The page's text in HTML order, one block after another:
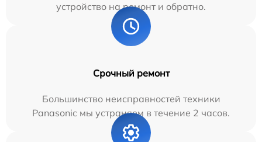
устройство на ремонт и обратно.
Срочный ремонт
Большинство неисправностей техники
Panasonic мы устраняем в течение 2 часов.